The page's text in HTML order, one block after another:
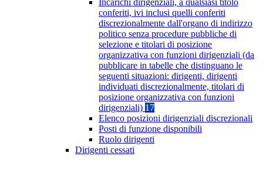
Incarichi dirigenziali, a qualsiasi titolo
conferiti, ivi inclusi quelli conferiti
discrezionalmente dall'organo di indirizzo
politico senza procedure pubbliche di
selezione e titolari di posizione
organizzativa con funzioni dirigenziali (da
pubblicare in tabelle che distinguano le
seguenti situazioni: dirigenti, dirigenti
individuati discrezionalmente, titolari di
posizione organizzativa con funzioni
dirigenziali) 17
Elenco posizioni dirigenziali discrezionali
Posti di funzione disponibili
Ruolo dirigenti
Dirigenti cessati